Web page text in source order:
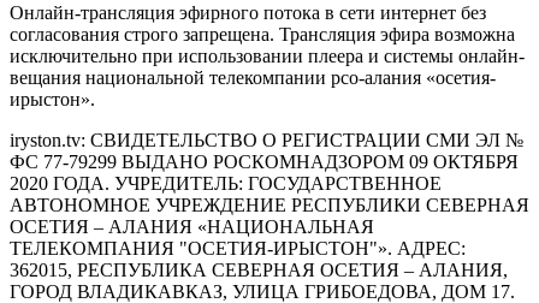
Онлайн-трансляция эфирного потока в сети интернет без
согласования строго запрещена. Трансляция эфира возможна
исключительно при использовании плеера и системы онлайн-
вещания национальной телекомпании рсо-алания «осетия-
ирыстон».
iryston.tv: CВИДЕТЕЛЬСТВО О РЕГИСТРАЦИИ СМИ ЭЛ №
ФС 77-79299 ВЫДАНО РОСКОМНАДЗОРОМ 09 ОКТЯБРЯ
2020 ГОДА. УЧРЕДИТЕЛЬ: ГОСУДАРСТВЕННОЕ
АВТОНОМНОЕ УЧРЕЖДЕНИЕ РЕСПУБЛИКИ СЕВЕРНАЯ
ОСЕТИЯ – АЛАНИЯ «НАЦИОНАЛЬНАЯ
ТЕЛЕКОМПАНИЯ "ОСЕТИЯ-ИРЫСТОН"». АДРЕС:
362015, РЕСПУБЛИКА СЕВЕРНАЯ ОСЕТИЯ – АЛАНИЯ,
ГОРОД ВЛАДИКАВКАЗ, УЛИЦА ГРИБОЕДОВА, ДОМ 17.